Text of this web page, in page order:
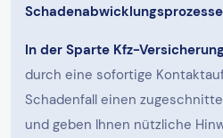
In der Sparte Kfz-Versicherung
durch eine sofortige
Schadenfall einen
und geben Ihnen nützliche